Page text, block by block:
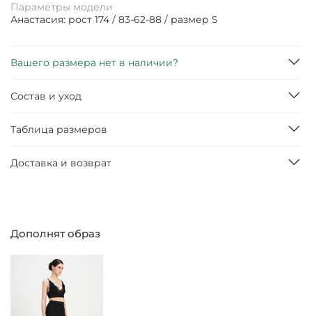
Параметры модели
Анастасия: рост 174 / 83-62-88 / размер S
Вашего размера нет в наличии?
Состав и уход
Таблица размеров
Доставка и возврат
Дополнят образ